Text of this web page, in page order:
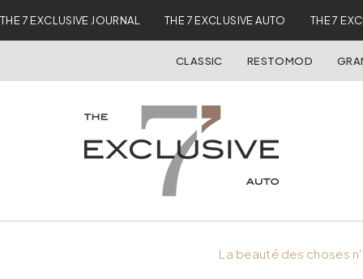
THE 7 EXCLUSIVE JOURNAL THE 7 EXCLUSIVE AUTO THE 7
CLASSIC RESTOMOD
La beauté des choses